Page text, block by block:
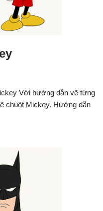
Với hướng dẫn vẽ từng
chuột Mickey. Hướng dẫn